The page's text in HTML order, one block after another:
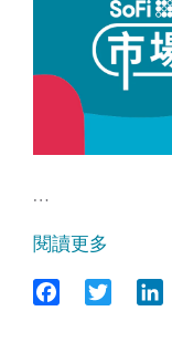
…
閱讀更多
FacebookTwitter